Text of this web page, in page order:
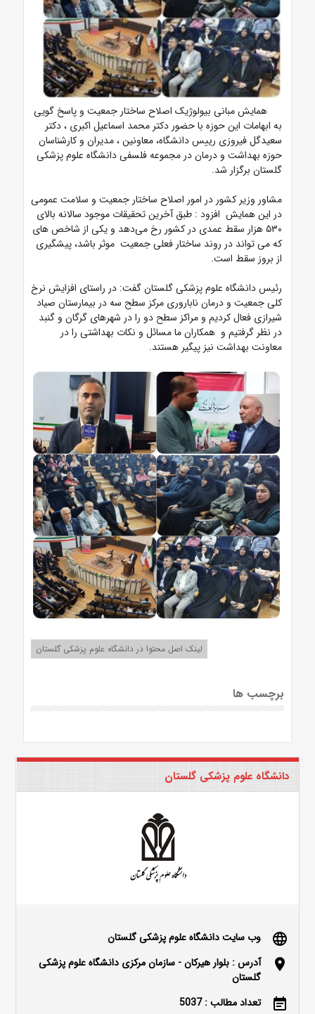
همایش مبانی بیولوژیک اصلاح ساختار جمعیت و پاسخ گویی
به ابهامات این حوزه با حضور دکتر محمد اسماعیل اکبری ، دکتر
سعیدگل فیروزی رییس دانشگاه، معاونین ، مدیران و کارشناسان
حوزه بهداشت و درمان در مجموعه فلسفی دانشگاه علوم پزشکی
گلستان برگزار شد.
مشاور وزیر کشور در امور اصلاح ساختار جمعیت و سلامت عمومی
در این همایش افزود : طبق آخرین تحقیقات موجود سالانه بالای
۵۳۰ هزار سقط عمدی در کشور رخ می‌دهد و یکی از شاخص های
که می تواند در روند ساختار فعلی جمعیت موثر باشد، پیشگیری
از بروز سقط است.
رئیس دانشگاه علوم پزشکی گلستان گفت: در راستای افزایش نرخ
کلی جمعیت و درمان ناباروری مرکز سطح سه در بیمارستان صیاد
شیرازی فعال کردیم و مراکز سطح دو را در شهرهای گرگان و گنبد
در نظر گرفتیم و همکاران ما مسائل و نکات بهداشتی را در
معاونت بهداشت نیز پیگیر هستند.
لینک اصل محتوا در دانشگاه علوم پزشکی گلستان
برچسب ها
دانشگاه علوم پزشکی گلستان
language وب سایت دانشگاه علوم پزشکی گلستان
location_on
آدرس : بلوار هیرکان - سازمان مرکزی دانشگاه علوم پزشکی
گلستان
event_note تعداد مطالب : 5037